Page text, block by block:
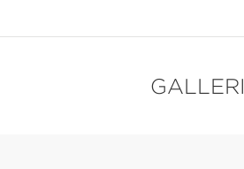
GALLERI